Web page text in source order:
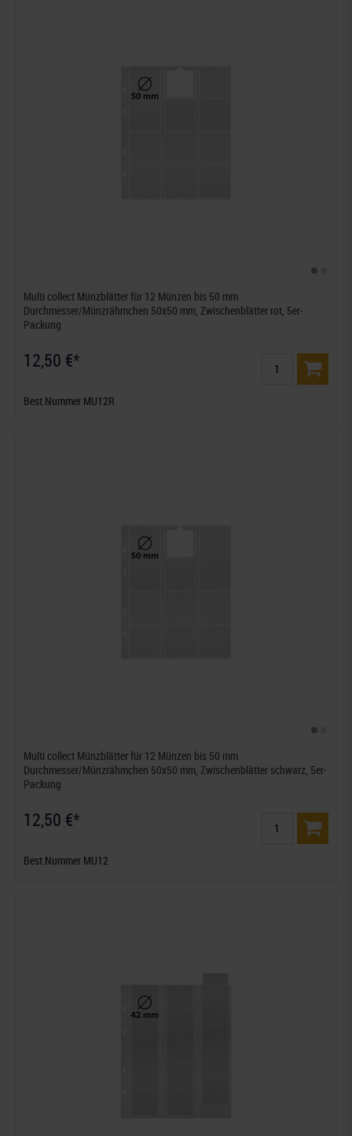
Multi collect Münzblätter für 12 Münzen bis 50 mm
Durchmesser/Münzrähmchen 50x50 mm, Zwischenblätter rot, 5er-
Packung
12,50 €*
Best.Nummer MU12R
Multi collect Münzblätter für 12 Münzen bis 50 mm
Durchmesser/Münzrähmchen 50x50 mm, Zwischenblätter schwarz, 5er-
Packung
12,50 €*
Best.Nummer MU12